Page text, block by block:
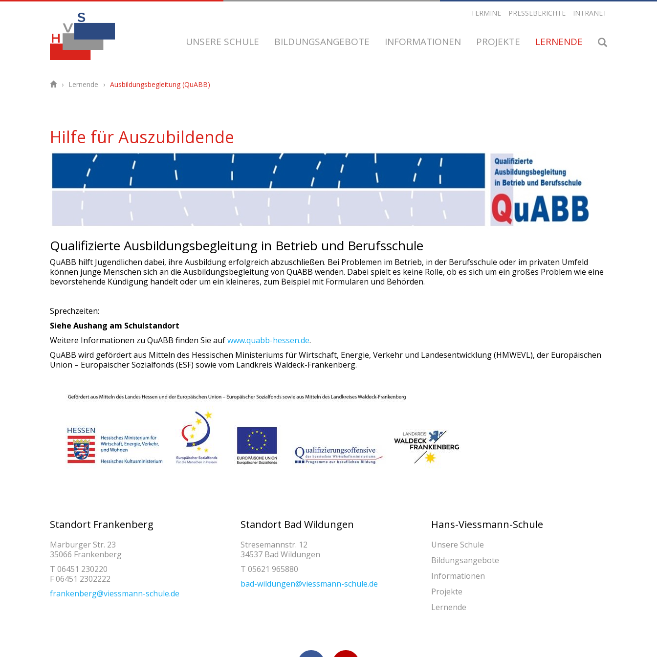
UNSERE SCHULE BILDUNGSANGEBOTE INFORMATIONEN PROJEKTE LERNENDE
TERMINE PRESSEBERICHTE INTRANET
Lernende Ausbildungsbegleitung (QuABB)
Hilfe für Auszubildende
Qualifizierte Ausbildungsbegleitung in Betrieb und Berufsschule
QuABB hilft Jugendlichen dabei, ihre Ausbildung erfolgreich abzuschließen. Bei Problemen im Betrieb, in der Berufsschule oder im privaten Umfeld
können junge Menschen sich an die Ausbildungsbegleitung von QuABB wenden. Dabei spielt es keine Rolle, ob es sich um ein großes Problem wie eine
bevorstehende Kündigung handelt oder um ein kleineres, zum Beispiel mit Formularen und Behörden.
Sprechzeiten:
Siehe Aushang am Schulstandort
Weitere Informationen zu QuABB finden Sie aufwww.quabb-hessen.de.
QuABB wird gefördert aus Mitteln des Hessischen Ministeriums für Wirtschaft, Energie, Verkehr und Landesentwicklung (HMWEVL), der Europäischen
Union – Europäischer Sozialfonds (ESF) sowie vom Landkreis Waldeck-Frankenberg.
Standort Frankenberg
Marburger Str. 23
35066 Frankenberg
T 06451 230220
F 06451 2302222
frankenberg@viessmann-schule.de
Standort Bad Wildungen
Stresemannstr. 12
34537 Bad Wildungen
T 05621 965880
bad-wildungen@viessmann-schule.de
Hans-Viessmann-Schule
Unsere Schule
Bildungsangebote
Informationen
Projekte
Lernende